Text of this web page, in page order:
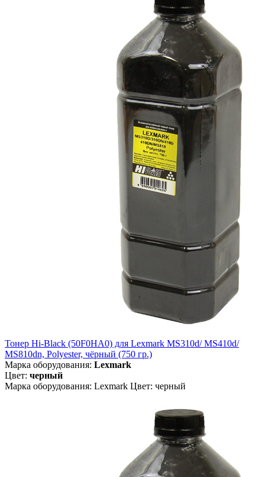
Тонер Hi-Black (50F0HA0) для Lexmark MS310d/ MS410d/
MS810dn, Polyester, чёрный (750 гр.)
Марка оборудования: Lexmark
Цвет: черный
Марка оборудования: Lexmark Цвет: черный